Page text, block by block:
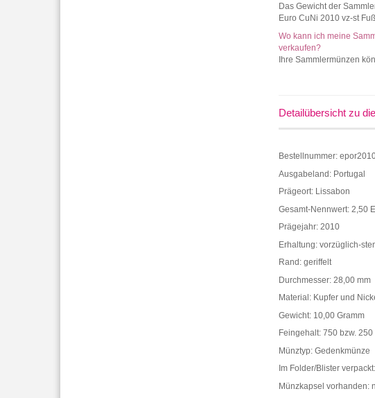
Das Gewicht der
Euro CuNi 2010 vz-st
Wo kann ich meine
verkaufen?
Ihre Sammlermünzen
Detailübersicht zu
Bestellnummer:
Ausgabeland: Portugal
Prägeort: Lissabon
Gesamt-Nennwert: 2,50
Prägejahr: 2010
Erhaltung: vorzüglich-
Rand: geriffelt
Durchmesser: 28,00 mm
Material: Kupfer und
Gewicht: 10,00 Gramm
Feingehalt: 750 bzw. 250
Münztyp: Gedenkmünze
Im Folder/Blister
Münzkapsel vorhanden: